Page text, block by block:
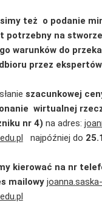
też o podanie
potrzebny na
warunków do
przez ekspertów
szacunkowej
wirtualnej
nr 4) na adres:
najpóźniej do
kierować na nr
mailowy joanna.saska-